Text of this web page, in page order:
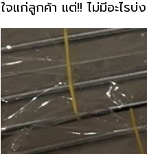
ใจแก่ลูกค้า แต่!! ไม่มีอะไรบ่